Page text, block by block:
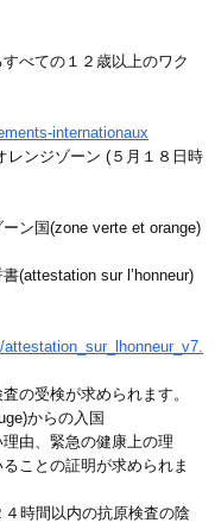
べての１２歳以上のワク
internationaux
レンジゾーン (５月１８日時
ン国(zone verte et orange)
(attestation sur l’honneur)
の受検が求められます。
からの入国
由、緊急の健康上の理
ことの証明が求められま
４時間以内の抗原検査の陰